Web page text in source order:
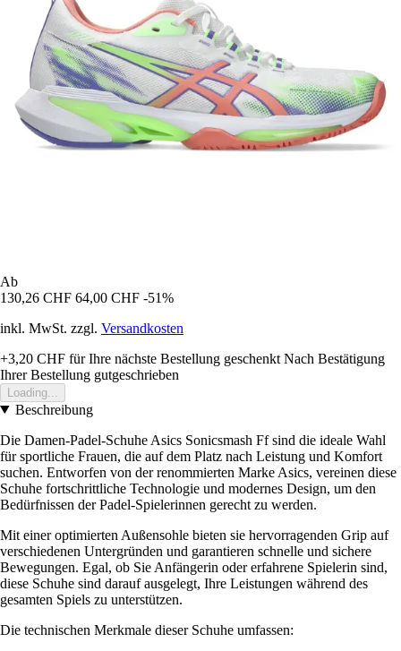
Ab
130,26 CHF 64,00 CHF -51%
inkl. MwSt. zzgl. Versandkosten
+3,20 CHF für Ihre nächste Bestellung geschenkt Nach Bestätigung
Ihrer Bestellung gutgeschrieben
Loading...
Beschreibung
Die Damen-Padel-Schuhe Asics Sonicsmash Ff sind die ideale Wahl
für sportliche Frauen, die auf dem Platz nach Leistung und Komfort
suchen. Entworfen von der renommierten Marke Asics, vereinen diese
Schuhe fortschrittliche Technologie und modernes Design, um den
Bedürfnissen der Padel-Spielerinnen gerecht zu werden.
Mit einer optimierten Außensohle bieten sie hervorragenden Grip auf
verschiedenen Untergründen und garantieren schnelle und sichere
Bewegungen. Egal, ob Sie Anfängerin oder erfahrene Spielerin sind,
diese Schuhe sind darauf ausgelegt, Ihre Leistungen während des
gesamten Spiels zu unterstützen.
Die technischen Merkmale dieser Schuhe umfassen: